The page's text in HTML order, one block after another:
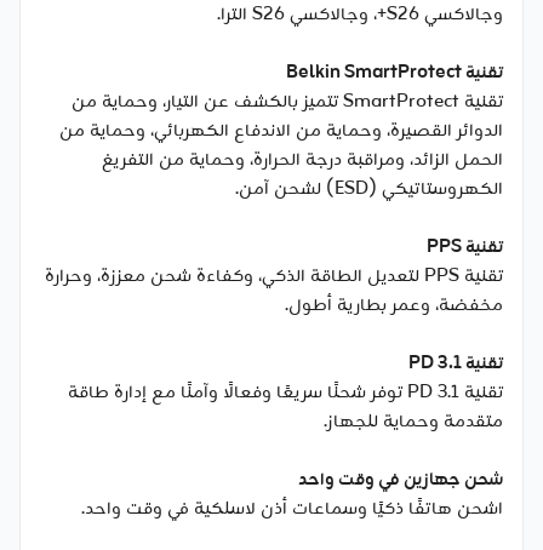
وجالاكسي S26+، وجالاكسي S26 الترا.
تقنية Belkin SmartProtect
تقنية SmartProtect تتميز بالكشف عن التيار، وحماية من
الدوائر القصيرة، وحماية من الاندفاع الكهربائي، وحماية من
الحمل الزائد، ومراقبة درجة الحرارة، وحماية من التفريغ
الكهروستاتيكي (ESD) لشحن آمن.
تقنية PPS
تقنية PPS لتعديل الطاقة الذكي، وكفاءة شحن معززة، وحرارة
مخفضة، وعمر بطارية أطول.
تقنية PD 3.1
تقنية PD 3.1 توفر شحنًا سريعًا وفعالًا وآمنًا مع إدارة طاقة
متقدمة وحماية للجهاز.
شحن جهازين في وقت واحد
اشحن هاتفًا ذكيًا وسماعات أذن لاسلكية في وقت واحد.